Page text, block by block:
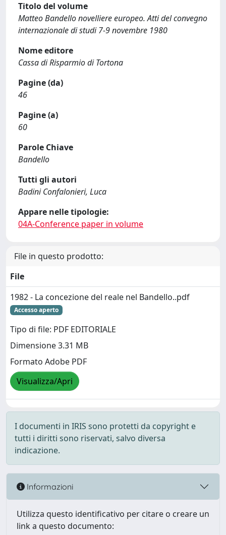
Titolo del volume
Matteo Bandello novelliere europeo. Atti del convegno
internazionale di studi 7-9 novembre 1980
Nome editore
Cassa di Risparmio di Tortona
Pagine (da)
46
Pagine (a)
60
Parole Chiave
Bandello
Tutti gli autori
Badini Confalonieri, Luca
Appare nelle tipologie:
04A-Conference paper in volume
File in questo prodotto:
File
1982 - La concezione del reale nel Bandello..pdf
Accesso aperto
Tipo di file: PDF EDITORIALE
Dimensione 3.31 MB
Formato Adobe PDF
Visualizza/Apri
I documenti in IRIS sono protetti da copyright e
tutti i diritti sono riservati, salvo diversa
indicazione.
Informazioni
Utilizza questo identificativo per citare o creare un
link a questo documento: